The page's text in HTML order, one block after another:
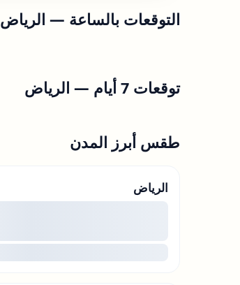
التوقعات بالساعة — الرياض
توقعات 7 أيام — الرياض
طقس أبرز المدن
الرياض